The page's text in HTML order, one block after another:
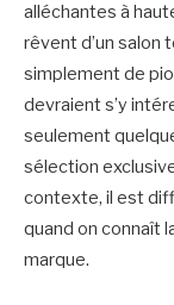
alléchantes à
rêvent d’un salon
simplement de
devraient s’y
seulement
sélection
contexte, il est
quand on connaît
marque.